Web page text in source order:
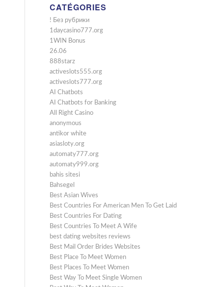
CATÉGORIES
! Без рубрики
1daycasino777.org
1WIN Bonus
26.06
888starz
activeslots555.org
activeslots777.org
AI Chatbots
AI Chatbots for Banking
All Right Casino
anonymous
antikor white
asiasloty.org
automaty777.org
automaty999.org
bahis sitesi
Bahsegel
Best Asian Wives
Best Countries For American Men To Get Laid
Best Countries For Dating
Best Countries To Meet A Wife
best dating websites reviews
Best Mail Order Brides Websites
Best Place To Meet Women
Best Places To Meet Women
Best Way To Meet Single Women